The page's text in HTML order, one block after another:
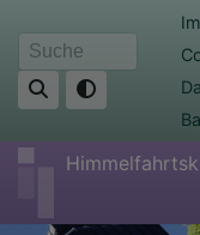
zum
Inhalt
Suche